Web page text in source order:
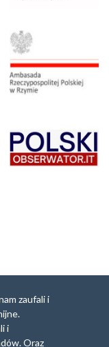
zaufali i
i
Oraz